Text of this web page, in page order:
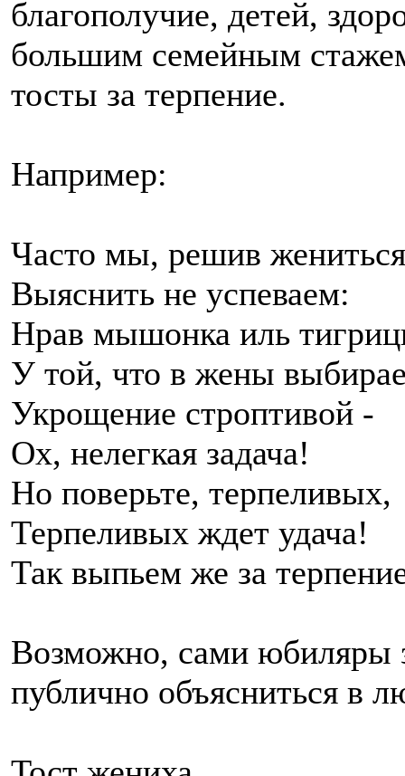
благополучие, детей,
большим семейным
тосты за терпение.
Например:
Часто мы, решив
Выяснить не успеваем:
Нрав мышонка иль
У той, что в жены
Укрощение строптивой -
Ох, нелегкая задача!
Но поверьте, терпеливых,
Терпеливых ждет удача!
Так выпьем же за
Возможно, сами юбиляры
публично объясниться в